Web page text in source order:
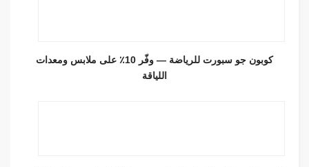
كوبون جو سبورت للرياضة — وفّر 10٪ على ملابس ومعدات
اللياقة